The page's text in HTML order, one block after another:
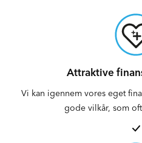
Attraktive
Vi kan igennem vores eget
gode vilkår, som